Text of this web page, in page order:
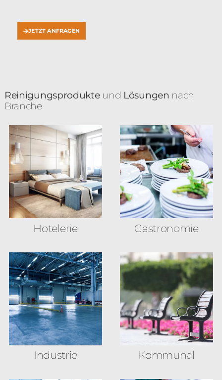
JETZT ANFRAGEN
Reinigungsprodukteund Lösungen nach
Branche
Hotelerie Gastronomie
Industrie Kommunal